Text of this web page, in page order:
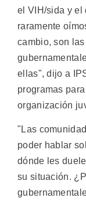
el VIH/sida y el
raramente
cambio, son
ellas", dijo a
programas
organización
"Las
poder hablar
dónde les
su situación.